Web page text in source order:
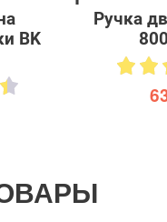
BK
Ручка